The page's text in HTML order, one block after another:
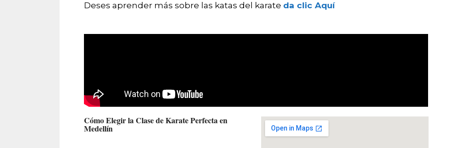
Deses aprender más sobre las katas del karate da clic Aquí
Cómo Elegir la Clase de Karate Perfecta en
Medellín